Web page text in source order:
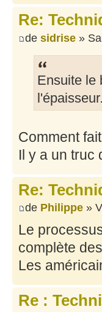
Re:
de sidrise »
Ensuite le
l'épaisseur.
Comment
Il y a un truc
Re:
de Philippe »
Le
complète
Les
Re :